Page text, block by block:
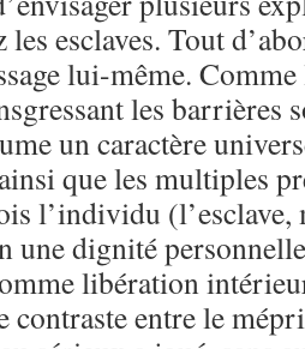
les esclaves. Tout
lui-même.
les barrières
un caractère
que les multiples
l’individu (l’esclave,
une dignité
libération
contraste entre le